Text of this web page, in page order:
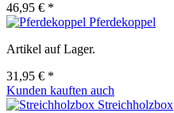
46,95 € *
Pferdekoppel
Artikel auf Lager.
31,95 € *
Kunden kauften auch
Streichholzbox